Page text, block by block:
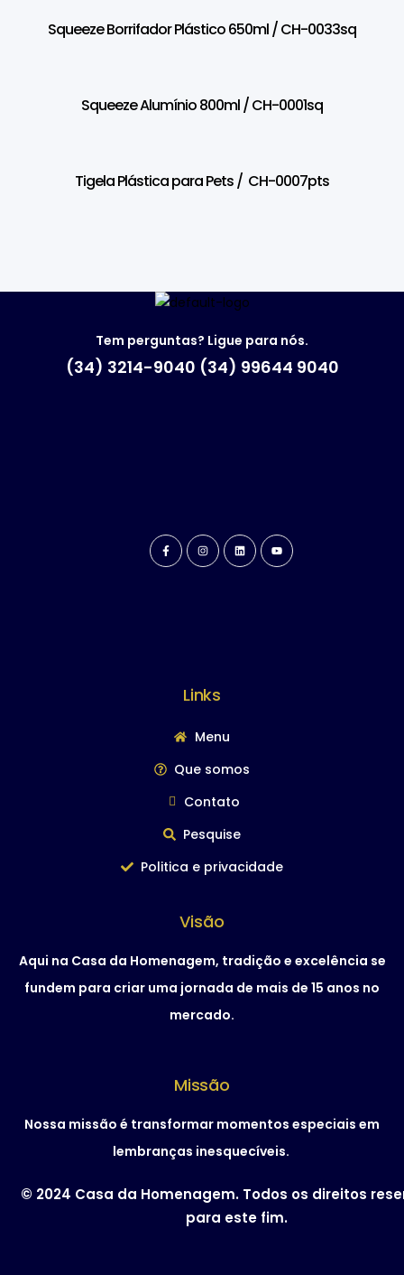
Squeeze Borrifador Plástico 650ml / CH-0033sq
Squeeze Alumínio 800ml / CH-0001sq
Tigela Plástica para Pets / CH-0007pts
Tem perguntas? Ligue para nós.
(34) 3214-9040 (34) 99644 9040
Links
Menu
Que somos
Contato
Pesquise
Politica e privacidade
Visão
Aqui na Casa da Homenagem, tradição e excelência se
fundem para criar uma jornada de mais de 15 anos no
mercado.
Missão
Nossa missão é transformar momentos especiais em
lembranças inesquecíveis.
© 2024 Casa da Homenagem. Todos os direitos
para este fim.